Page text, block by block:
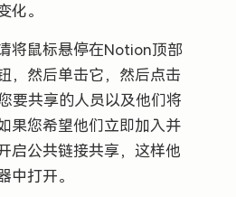
化。
将鼠标悬停在Notion顶部
，然后单击它，然后点击
要共享的人员以及他们将
果您希望他们立即加入并
启公共链接共享，这样他
中打开。